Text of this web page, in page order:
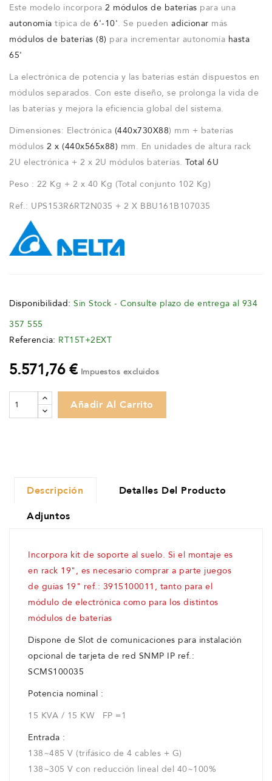
Este modelo incorpora 2 módulos de baterías para una
autonomía típica de 6'-10'. Se pueden adicionar más
módulos de baterías (8) para incrementar autonomía hasta
65'
La electrónica de potencia y las baterías están dispuestos en
módulos separados. Con este diseño, se prolonga la vida de
las baterías y mejora la eficiencia global del sistema.
Dimensiones: Electrónica (440x730X88) mm + baterías
módulos 2 x (440x565x88) mm. En unidades de altura rack
2U electrónica + 2 x 2U módulos baterías. Total 6U
Peso : 22 Kg + 2 x 40 Kg (Total conjunto 102 Kg)
Ref.: UPS153R6RT2N035 + 2 X BBU161B107035
Disponibilidad: Sin Stock - Consulte plazo de entrega al 934
357 555
Referencia: RT15T+2EXT
5.571,76 € Impuestos excluidos
Añadir Al Carrito
Descripción
Detalles Del Producto
Adjuntos
Incorpora kit de soporte al suelo. Si el montaje es
en rack 19", es necesario comprar a parte juegos
de guías 19" ref.: 3915100011, tanto para el
módulo de electrónica como para los distintos
módulos de baterías
Dispone de Slot de comunicaciones para instalación
opcional de tarjeta de red SNMP IP ref.:
SCMS100035
Potencia nominal :
15 KVA / 15 KW FP =1
Entrada :
138~485 V (trifásico de 4 cables + G)
138~305 V con reducción lineal del 40~100%